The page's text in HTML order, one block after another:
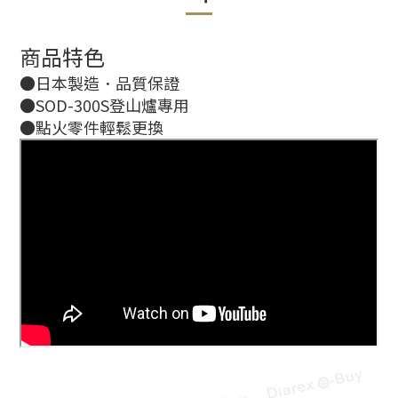
商品特色
●日本製造．品質保證
●SOD-300S登山爐專用
●點火零件輕鬆更換